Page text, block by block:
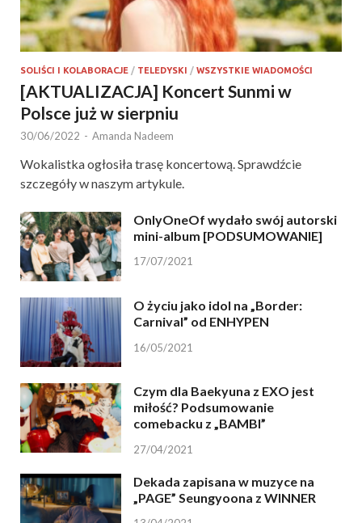
SOLIŚCI I KOLABORACJE / TELEDYSKI / WSZYSTKIE WIADOMOŚCI
[AKTUALIZACJA] Koncert Sunmi w
Polsce już w sierpniu
30/06/2022 - Amanda Nadeem
Wokalistka ogłosiła trasę koncertową. Sprawdźcie
szczegóły w naszym artykule.
OnlyOneOf wydało swój autorski
mini-album [PODSUMOWANIE]
17/07/2021
O życiu jako idol na „Border:
Carnival” od ENHYPEN
16/05/2021
Czym dla Baekyuna z EXO jest
miłość? Podsumowanie
comebacku z „BAMBI”
27/04/2021
Dekada zapisana w muzyce na
„PAGE” Seungyoona z WINNER